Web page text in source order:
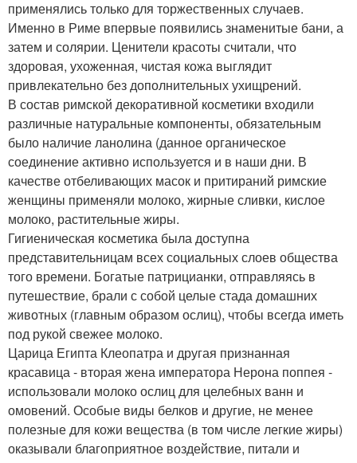
применялись только для торжественных случаев.
Именно в Риме впервые появились знаменитые бани, а
затем и солярии. Ценители красоты считали, что
здоровая, ухоженная, чистая кожа выглядит
привлекательно без дополнительных ухищрений.
В состав римской декоративной косметики входили
различные натуральные компоненты, обязательным
было наличие ланолина (данное органическое
соединение активно используется и в наши дни. В
качестве отбеливающих масок и притираний римские
женщины применяли молоко, жирные сливки, кислое
молоко, растительные жиры.
Гигиеническая косметика была доступна
представительницам всех социальных слоев общества
того времени. Богатые патрицианки, отправляясь в
путешествие, брали с собой целые стада домашних
животных (главным образом ослиц), чтобы всегда иметь
под рукой свежее молоко.
Царица Египта Клеопатра и другая признанная
красавица - вторая жена императора Нерона поппея -
использовали молоко ослиц для целебных ванн и
омовений. Особые виды белков и другие, не менее
полезные для кожи вещества (в том числе легкие жиры)
оказывали благоприятное воздействие, питали и